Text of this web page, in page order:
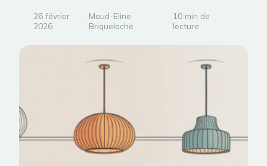
26 février
2026
·Maud-Eline
Briqueloche
·10 min de
lecture